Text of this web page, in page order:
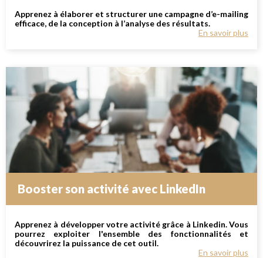
Apprenez à élaborer et structurer une campagne d’e-mailing
efficace, de la conception à l’analyse des résultats.
En savoir plus
Booster son activité avec LinkedIn
Apprenez à développer votre activité grâce à Linkedin. Vous
pourrez exploiter l'ensemble des fonctionnalités et
découvrirez la puissance de cet outil.
En savoir plus